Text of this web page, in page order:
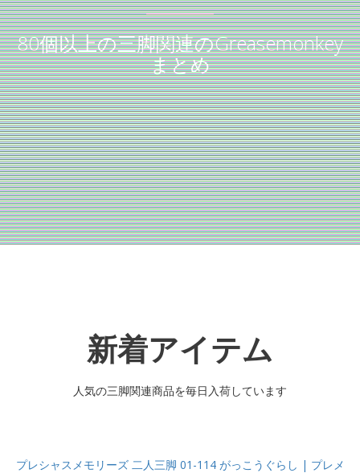
80個以上の三脚関連のGreasemonkey
まとめ
新着アイテム
人気の三脚関連商品を毎日入荷しています
プレシャスメモリーズ 二人三脚 01-114 がっこうぐらし | プレメ